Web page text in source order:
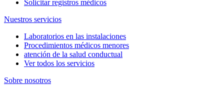
Solicitar registros médicos
Nuestros servicios
Laboratorios en las instalaciones
Procedimientos médicos menores
atención de la salud conductual
Ver todos los servicios
Sobre nosotros